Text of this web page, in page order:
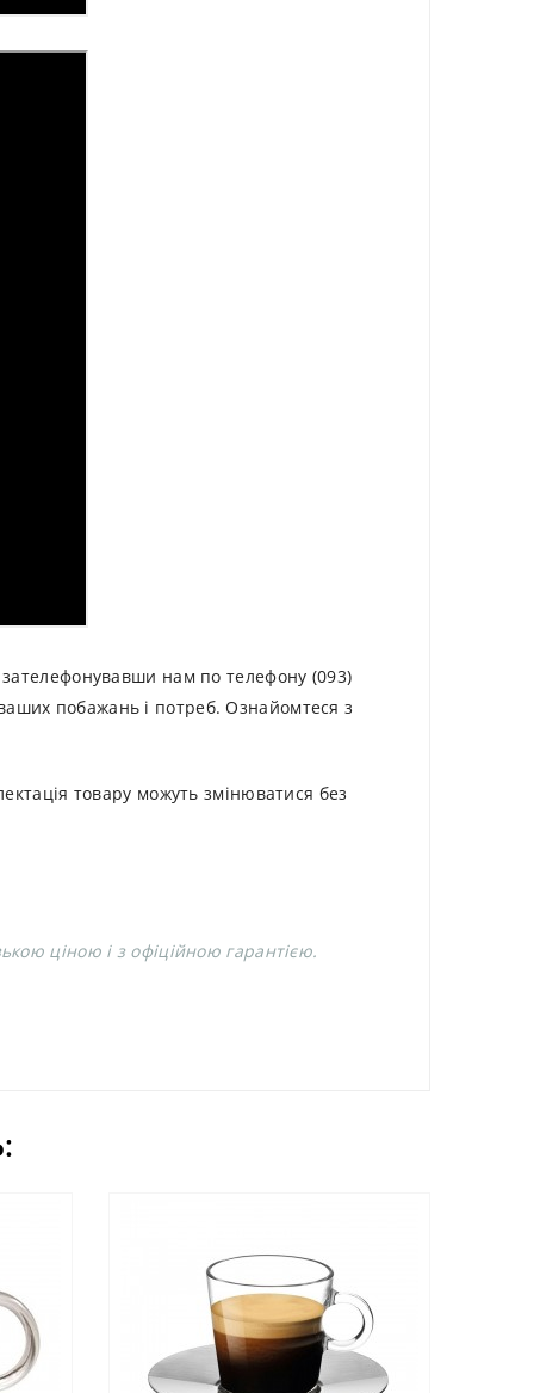
нам по телефону (093)
побажань і потреб. Ознайомтеся з
товару можуть змінюватися без
ціною і з офіційною гарантією.